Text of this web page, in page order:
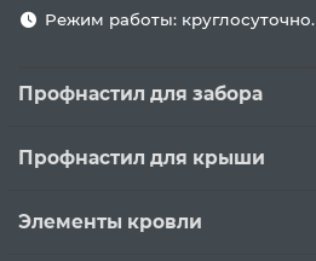
Режим работы: круглосуточно.
Профнастил для забора
Профнастил для крыши
Элементы кровли